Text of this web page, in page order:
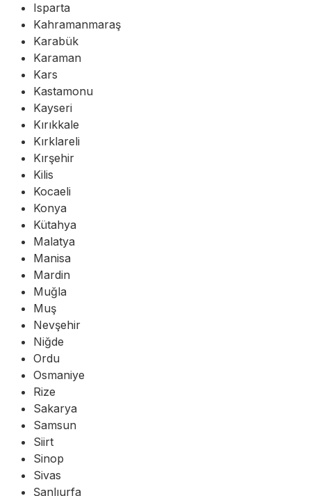
Isparta
Kahramanmaraş
Karabük
Karaman
Kars
Kastamonu
Kayseri
Kırıkkale
Kırklareli
Kırşehir
Kilis
Kocaeli
Konya
Kütahya
Malatya
Manisa
Mardin
Muğla
Muş
Nevşehir
Niğde
Ordu
Osmaniye
Rize
Sakarya
Samsun
Siirt
Sinop
Sivas
Şanlıurfa